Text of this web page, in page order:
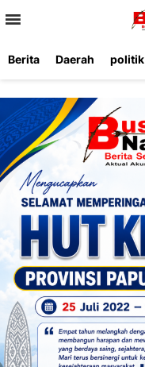
Berita Daerah politik